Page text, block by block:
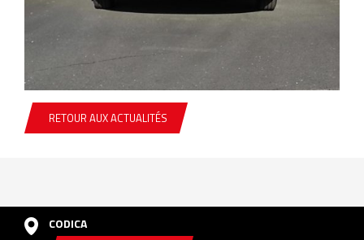
RETOUR AUX ACTUALITÉS
CODICA